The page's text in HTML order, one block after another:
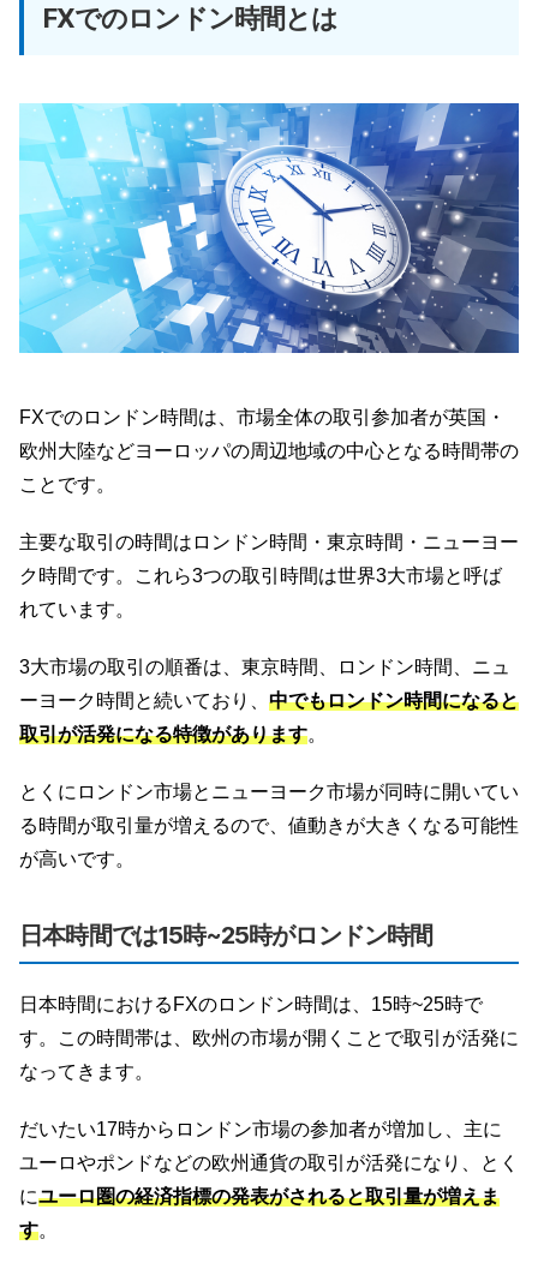
FXでのロンドン時間とは
FXでのロンドン時間は、市場全体の取引参加者が英国・
欧州大陸などヨーロッパの周辺地域の中心となる時間帯の
ことです。
主要な取引の時間はロンドン時間・東京時間・ニューヨー
ク時間です。これら3つの取引時間は世界3大市場と呼ば
れています。
3大市場の取引の順番は、東京時間、ロンドン時間、ニュ
ーヨーク時間と続いており、 中でもロンドン時間になると
取引が活発になる特徴があります。
とくにロンドン市場とニューヨーク市場が同時に開いてい
る時間が取引量が増えるので、値動きが大きくなる可能性
が高いです。
日本時間では15時~25時がロンドン時間
日本時間におけるFXのロンドン時間は、15時~25時で
す。この時間帯は、欧州の市場が開くことで取引が活発に
なってきます。
だいたい17時からロンドン市場の参加者が増加し、主に
ユーロやポンドなどの欧州通貨の取引が活発になり、とく
にユーロ圏の経済指標の発表がされると取引量が増えま
す。